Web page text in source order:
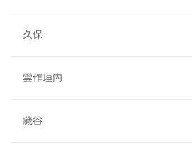
久保
雲作垣内
藏谷